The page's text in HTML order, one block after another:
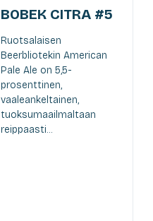
BOBEK CITRA #5
Ruotsalaisen
Beerbliotekin American
Pale Ale on 5,5-
prosenttinen,
vaaleankeltainen,
tuoksumaailmaltaan
reippaasti...